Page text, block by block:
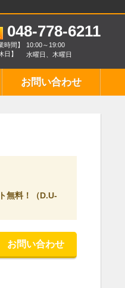
048-778-6211
時間】
10:00～19:00
日】
水曜日、木曜日
お問い合わせ
無料！（D.U-
お問い合わせ